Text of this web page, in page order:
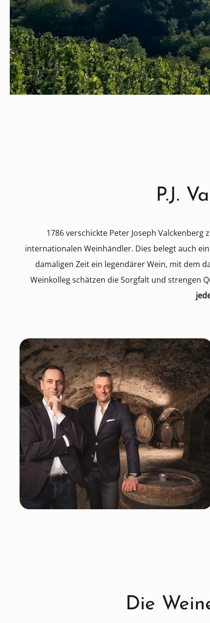
P.J.
1786 verschickte Peter Joseph
internationalen Weinhändler. Dies belegt auch
damaligen Zeit ein legendärer Wein, mit dem
Weinkolleg schätzen die Sorgfalt und strengen
Die